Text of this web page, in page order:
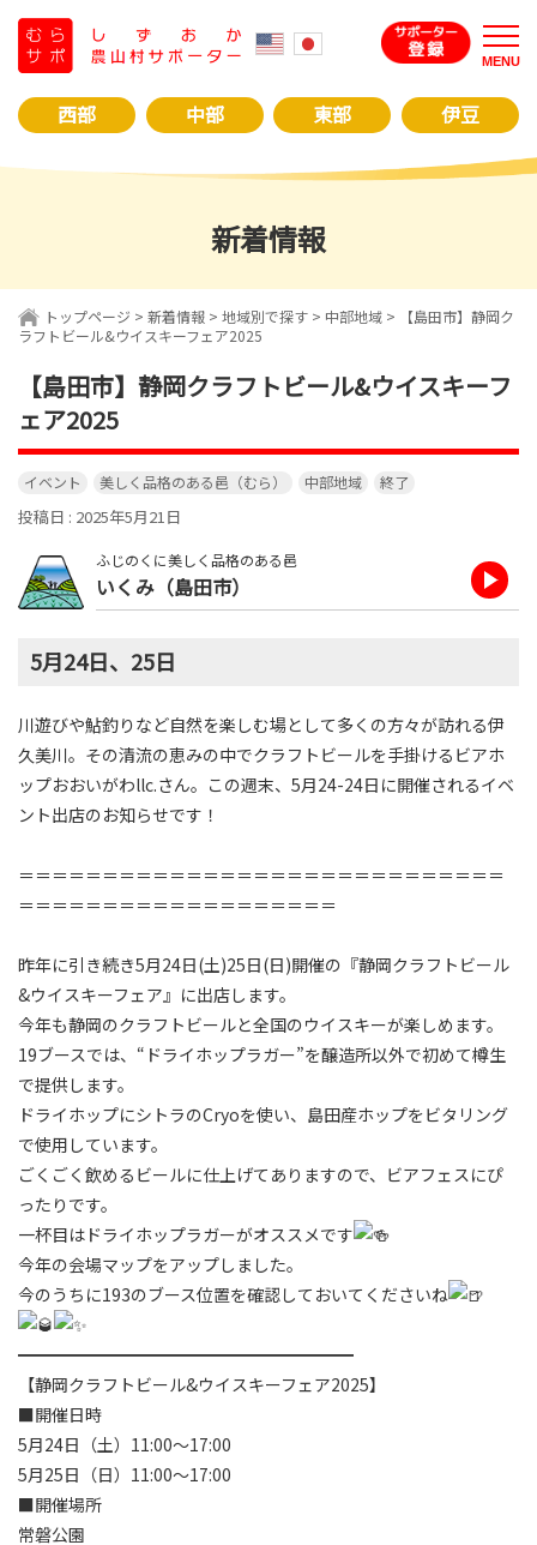
MENU
へ
プ
西部 中部 東部 伊豆
新着情報
トップページ > 新着情報 > 地域別で探す > 中部地域 >
【島田市】静岡ク
ラフトビール&ウイスキーフェア2025
【島田市】静岡クラフトビール&ウイスキーフ
ェア2025
イベント 美しく品格のある邑（むら） 中部地域 終了
投稿日 : 2025年5月21日
ふじのくに美しく品格のある邑
いくみ（島田市）
5月24日、25日
川遊びや鮎釣りなど自然を楽しむ場として多くの方々が訪れる伊
久美川。その清流の恵みの中でクラフトビールを手掛けるビアホ
ップおおいがわllc.さん。この週末、5月24-24日に開催されるイベ
ント出店のお知らせです！
＝＝＝＝＝＝＝＝＝＝＝＝＝＝＝＝＝＝＝＝＝＝＝＝＝＝＝＝＝
＝＝＝＝＝＝＝＝＝＝＝＝＝＝＝＝＝＝＝
昨年に引き続き5月24日(土)25日(日)開催の『静岡クラフトビール
&ウイスキーフェア』に出店します。
今年も静岡のクラフトビールと全国のウイスキーが楽しめます。
19ブースでは、“ドライホップラガー”を醸造所以外で初めて樽生
で提供します。
ドライホップにシトラのCryoを使い、島田産ホップをビタリング
で使用しています。
ごくごく飲めるビールに仕上げてありますので、ビアフェスにぴ
ったりです。
一杯目はドライホップラガーがオススメです
今年の会場マップをアップしました。
今のうちに193のブース位置を確認しておいてくださいね
━━━━━━━━━━━━━━━━━━━━
【静岡クラフトビール&ウイスキーフェア2025】
■開催日時
5月24日（土）11:00〜17:00
5月25日（日）11:00〜17:00
■開催場所
常磐公園